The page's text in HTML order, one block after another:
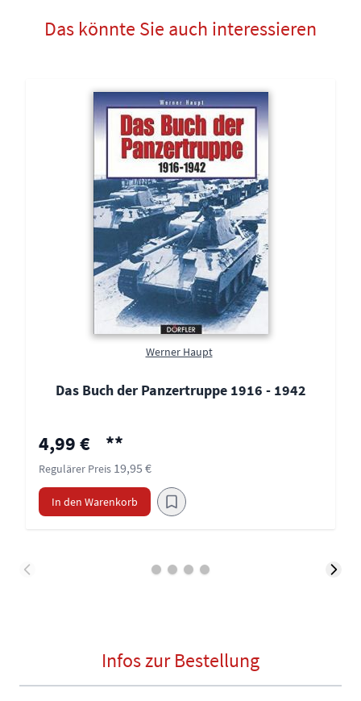
Das könnte Sie auch interessieren
Werner Haupt
Das Buch der Panzertruppe 1916 - 1942
Sonderpreis
4,99 € **
Regulärer Preis 19,95 €
In den Warenkorb
Infos zur Bestellung